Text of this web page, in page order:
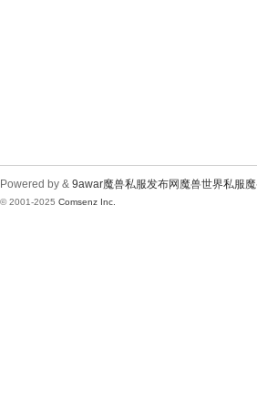
Powered by & 9awar魔兽私服发布网魔兽世界私服
© 2001-2025 Comsenz Inc.